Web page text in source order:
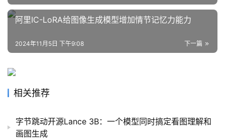
业
/
文
程
模
登录 注册
阿里IC-LoRA给图像生成模型增加情节记忆力能力
下一篇
2024年11月5日 下午9:08
相关推荐
字节跳动开源Lance 3B：一个模型同时搞定看图理解和
画图生成